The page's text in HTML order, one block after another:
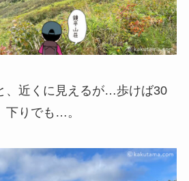
、近くに見えるが…歩けば30
下りでも…。